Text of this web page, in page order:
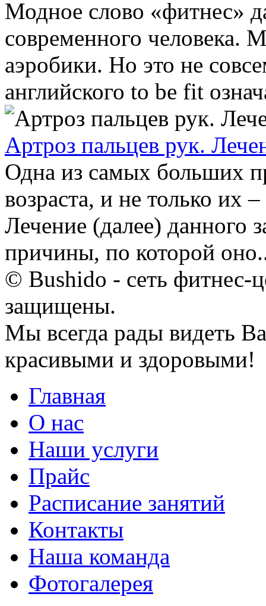
Модное слово «фитнес»
современного человека.
аэробики. Но это не
английского to be fit
Артроз пальцев рук.
Одна из самых больших
возраста, и не только их
Лечение (далее) данного
причины, по которой
© Bushido - сеть фитнес-
защищены.
Мы всегда рады видеть
красивыми и здоровыми!
Главная
О нас
Наши услуги
Прайс
Расписание занятий
Контакты
Наша команда
Фотогалерея